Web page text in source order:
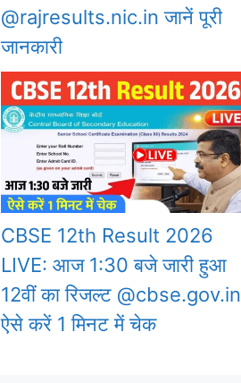
@rajresults.nic.in जानें पूरी
जानकारी
CBSE 12th Result 2026
LIVE: आज 1:30 बजे जारी हुआ
12वीं का रिजल्ट @cbse.gov.in
ऐसे करें 1 मिनट में चेक